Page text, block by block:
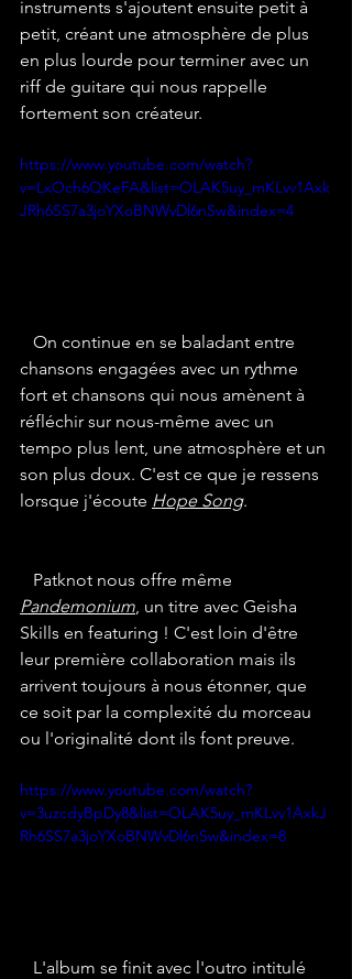
instruments s'ajoutent ensuite petit à
petit, créant une atmosphère de plus
en plus lourde pour terminer avec un
riff de guitare qui nous rappelle
fortement son créateur.
https://www.youtube.com/watch?
v=LxOch6QKeFA&list=OLAK5uy_mKLvv1Axk
JRh6SS7a3joYXoBNWvDl6nSw&index=4
chansons engagées avec un rythme
fort et chansons qui nous amènent à
réfléchir sur nous-même avec un
tempo plus lent, une atmosphère et un
son plus doux. C'est ce que je ressens
lorsque j'écoute Hope Song.
   Patknot nous offre même
Pandemonium, un titre avec Geisha
Skills en featuring ! C'est loin d'être
leur première collaboration mais ils
arrivent toujours à nous étonner, que
ce soit par la complexité du morceau
ou l'originalité dont ils font preuve.
https://www.youtube.com/watch?
v=3uzcdyBpDy8&list=OLAK5uy_mKLvv1AxkJ
Rh6SS7a3joYXoBNWvDl6nSw&index=8
   L'album se finit avec l'outro intitulé